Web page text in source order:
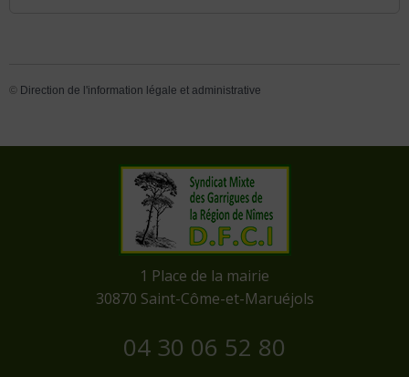
© Direction de l'information légale et administrative
​1 Place de la mairie
​30870 Saint-Côme-et-Maruéjols
04 30 06 52 80